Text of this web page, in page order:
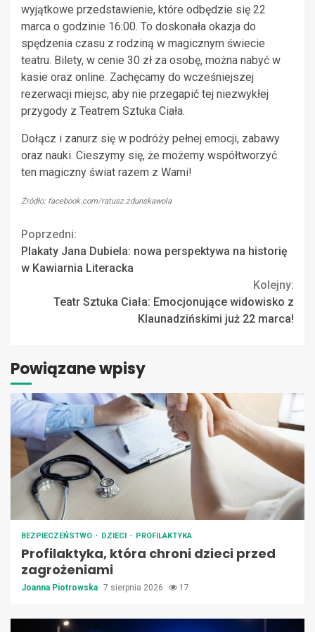
wyjątkowe przedstawienie, które odbędzie się 22
marca o godzinie 16:00. To doskonała okazja do
spędzenia czasu z rodziną w magicznym świecie
teatru. Bilety, w cenie 30 zł za osobę, można nabyć w
kasie oraz online. Zachęcamy do wcześniejszej
rezerwacji miejsc, aby nie przegapić tej niezwykłej
przygody z Teatrem Sztuka Ciała.
Dołącz i zanurz się w podróży pełnej emocji, zabawy
oraz nauki. Cieszymy się, że możemy współtworzyć
ten magiczny świat razem z Wami!
Źródło: facebook.com/ratusz.zdunskawola
Continue
Reading
Poprzedni:
Plakaty Jana Dubiela: nowa perspektywa na historię
w Kawiarnia Literacka
Kolejny:
Teatr Sztuka Ciała: Emocjonujące widowisko z
Klaunadzińskimi już 22 marca!
Powiązane wpisy
BEZPIECZEŃSTWO DZIECI PROFILAKTYKA
Profilaktyka, która chroni dzieci przed
zagrożeniami
Joanna Piotrowska 7 sierpnia 2026 17